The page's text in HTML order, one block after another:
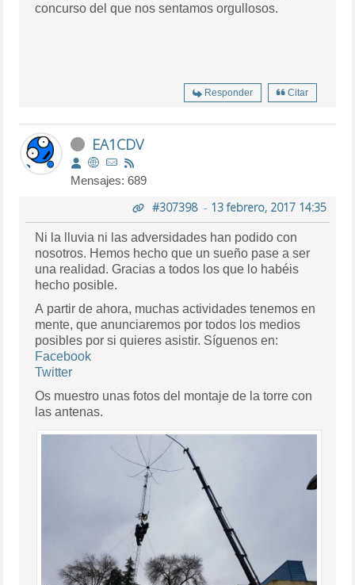
concurso del que nos sentamos orgullosos.
Responder Citar
EA1CDV
Mensajes: 689
#307398- 13 febrero, 2017 14:35
Ni la lluvia ni las adversidades han podido con
nosotros. Hemos hecho que un sueño pase a ser
una realidad. Gracias a todos los que lo habéis
hecho posible.
A partir de ahora, muchas actividades tenemos en
mente, que anunciaremos por todos los medios
posibles por si quieres asistir. Síguenos en:
Facebook
Twitter
Os muestro unas fotos del montaje de la torre con
las antenas.